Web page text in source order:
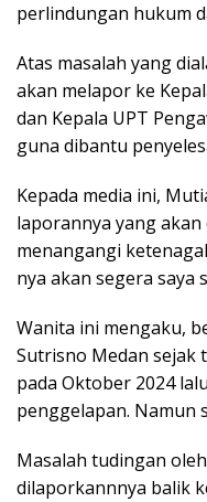
perlindungan hukum
Atas masalah yang
akan melapor ke
dan Kepala UPT
guna dibantu
Kepada media ini,
laporannya yang
menangangi
nya akan segera saya
Wanita ini mengaku,
Sutrisno Medan sejak
pada Oktober 2024
penggelapan. Namun
Masalah tudingan
dilaporkannnya balik